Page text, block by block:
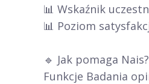
📊 Wskaźnik
📊 Poziom
🔹 Jak pomaga Nais?
Funkcje Badania